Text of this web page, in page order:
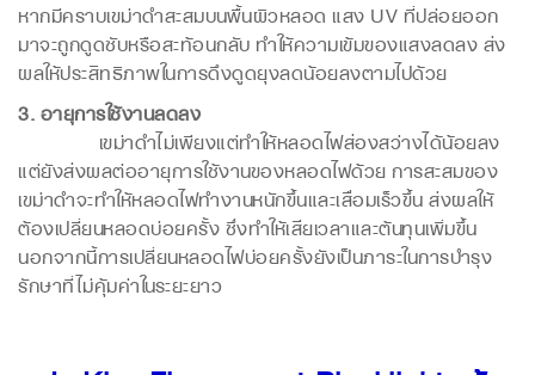
หากมีคราบเขม่าดำสะสมบนพื้นผิวหลอด แสง UV ที่ปล่อยออก
มาจะถูกดูดซับหรือสะท้อนกลับ ทำให้ความเข้มของแสงลดลง ส่ง
ผลให้ประสิทธิภาพในการดึงดูดยุงลดน้อยลงตามไปด้วย
3. อายุการใช้งานลดลง
เขม่าดำไม่เพียงแต่ทำให้หลอดไฟส่องสว่างได้น้อยลง
แต่ยังส่งผลต่ออายุการใช้งานของหลอดไฟด้วย การสะสมของ
เขม่าดำจะทำให้หลอดไฟทำงานหนักขึ้นและเสื่อมเร็วขึ้น ส่งผลให้
ต้องเปลี่ยนหลอดบ่อยครั้ง ซึ่งทำให้เสียเวลาและต้นทุนเพิ่มขึ้น
นอกจากนี้การเปลี่ยนหลอดไฟบ่อยครั้งยังเป็นภาระในการบำรุง
รักษาที่ไม่คุ้มค่าในระยะยาว